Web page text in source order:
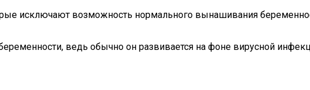
исключают возможность нормального вынашивания
ведь обычно он развивается на фоне вирусной